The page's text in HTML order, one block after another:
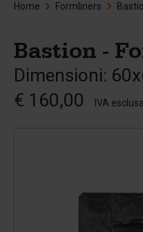
Home Formliners
Bastion -
Dimensioni:
€ 160,00
IVA esclusa